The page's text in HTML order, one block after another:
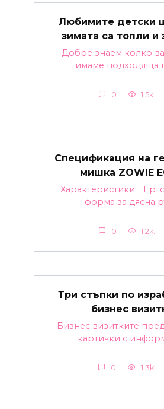
Любимите детски
зимата са топли и
Добре знаем колко
имаме подходяща
0 1.5k.
Спецификация на
мишка ZOWIE
Характеристики: ·
форма за дясна
0 1.2k.
Три стъпки по
бизнес
Бизнес визитките
картички с
0 1.3k.